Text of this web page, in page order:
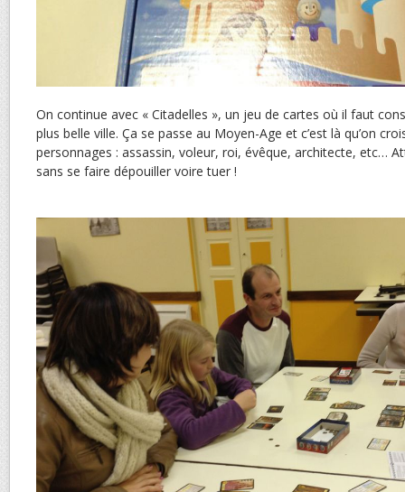
On continue avec « Citadelles », un jeu de cartes où il faut
plus belle ville. Ça se passe au Moyen-Age et c’est là qu’on
personnages : assassin, voleur, roi, évêque, architecte, etc…
sans se faire dépouiller voire tuer !